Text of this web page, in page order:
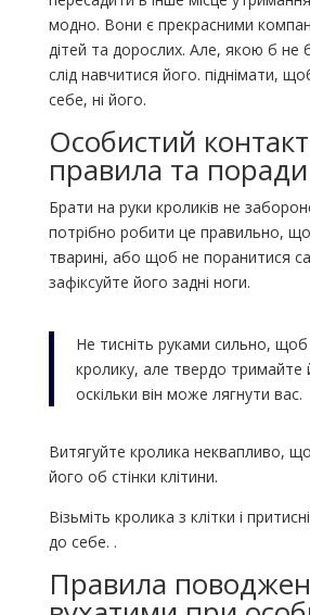
модно. Вони є прекрасними
дітей та дорослих. Але, якою б не
слід навчитися його. піднімати,
себе, ні його.
Особистий
правила та поради
Брати на руки кроликів не
потрібно робити це правильно,
тварині, або щоб не поранитися
зафіксуйте його задні ноги.
Не тисніть руками сильно,
кролику, але твердо тримайте
оскільки він може лягнути вас.
Витягуйте кролика неквапливо,
його об стінки клітини.
Візьміть кролика з клітки і
до себе. .
Правила